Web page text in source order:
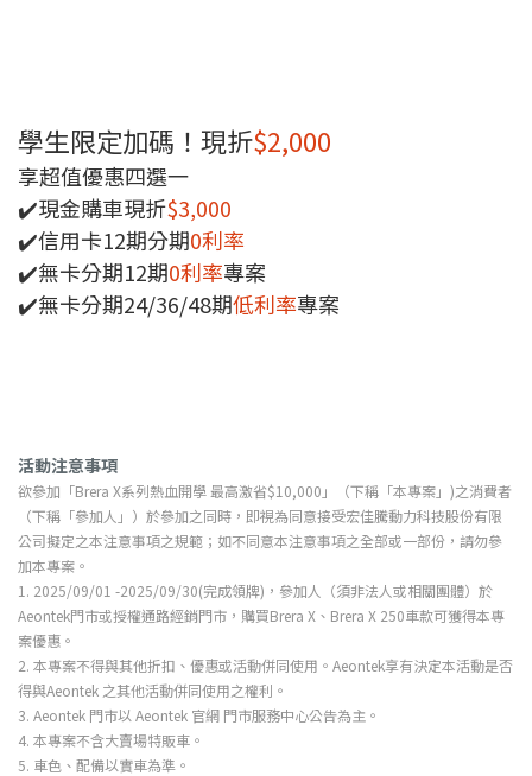
學生限定加碼！現折$2,000
享超值優惠四選一
✔️現金購車現折$3,000
✔️信用卡12期分期0利率
✔️無卡分期12期0利率專案
✔️無卡分期24/36/48期低利率專案
活動注意事項
欲參加「Brera X系列熱血開學 最高激省$10,000」（下稱「本專案」)之消費者
（下稱「參加人」）於參加之同時，即視為同意接受宏佳騰動力科技股份有限
公司擬定之本注意事項之規範；如不同意本注意事項之全部或一部份，請勿參
加本專案。
1. 2025/09/01 -2025/09/30(完成領牌)，參加人（須非法人或相關團體）於
Aeontek門市或授權通路經銷門市，購買Brera X、Brera X 250車款可獲得本專
案優惠。
2. 本專案不得與其他折扣、優惠或活動併同使用。Aeontek享有決定本活動是否
得與Aeontek 之其他活動併同使用之權利。
3. Aeontek 門市以 Aeontek 官網 門市服務中心公告為主。
4. 本專案不含大賣場特販車。
5. 車色、配備以實車為準。